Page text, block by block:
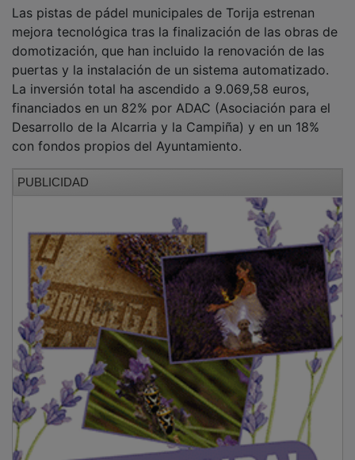
mejora tecnológica tras la finalización de las obras de
domotización, que han incluido la renovación de las
puertas y la instalación de un sistema automatizado.
La inversión total ha ascendido a 9.069,58 euros,
financiados en un 82% por ADAC (Asociación para el
Desarrollo de la Alcarria y la Campiña) y en un 18%
con fondos propios del Ayuntamiento.